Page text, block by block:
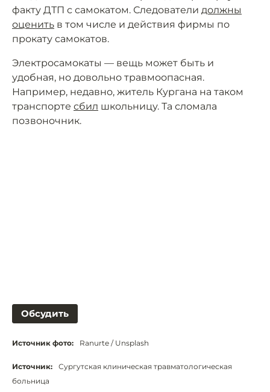
факту ДТП с самокатом. Следователи должны
оценить в том числе и действия фирмы по
прокату самокатов.
Электросамокаты — вещь может быть и
удобная, но довольно травмоопасная.
Например, недавно, житель Кургана на таком
транспорте сбил школьницу. Та сломала
позвоночник.
Обсудить
Источник фото: Ranurte / Unsplash
Источник:
Сургутская клиническая травматологическая
больница